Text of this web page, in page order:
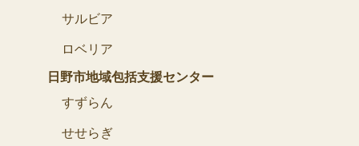
サルビア
ロベリア
日野市地域包括支援センター
すずらん
せせらぎ